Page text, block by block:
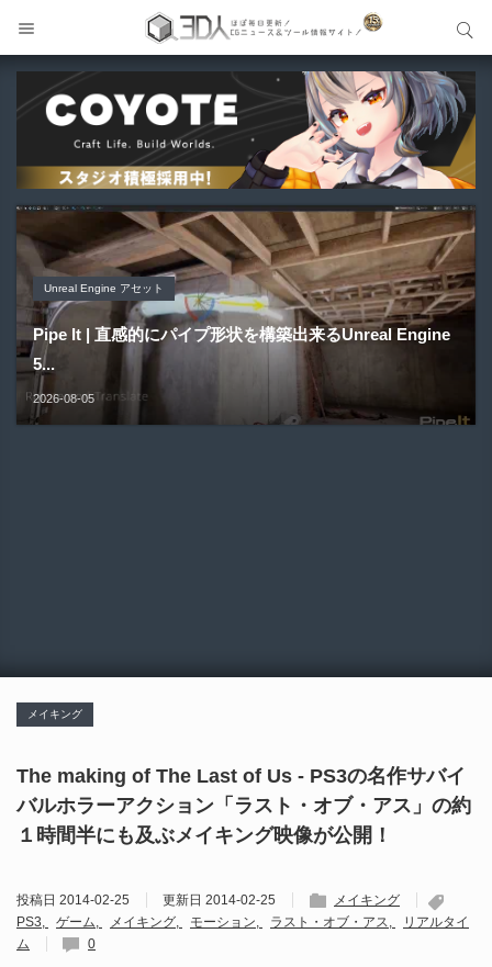
Unreal Engine アセット
Pipe It | 直感的にパイプ形状を構築出来るUnreal Engine
5...
2026-08-05
Unreal Engine アセット
Directive Utilities | ブループリントライブラリやエディタ
ス...
2026-08-03
Unity 本
Unityエフェクトレシピブック パーツを組み合わせて作れ
る | ktk.kum...
2026-08-03
アセット-Asset
SiroinoSotai | 完全無料＆CC0 で商用利用OKなVRChat
向け...
2026-08-02
Blender アドオン
Bioform | 現役臨床医の3DCGアーティストが実際の解剖
学に基づいて構築...
2026-08-01
メイキング
The making of The Last of Us - PS3の名作サバイ
バルホラーアクション「ラスト・オブ・アス」の約
１時間半にも及ぶメイキング映像が公開！
投稿日 2014-02-25 更新日 2014-02-25
メイキング
PS3
ゲーム メイキング モーション ラスト・オブ・アス
リアルタイ
ム
0
サイト内検索